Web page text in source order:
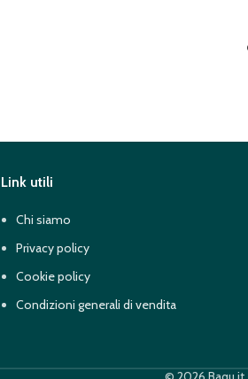
Link utili
Chi siamo
Privacy policy
Cookie policy
Condizioni generali di vendita